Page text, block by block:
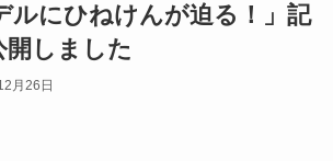
ルにひねけんが迫る！」記
開しました
月26日